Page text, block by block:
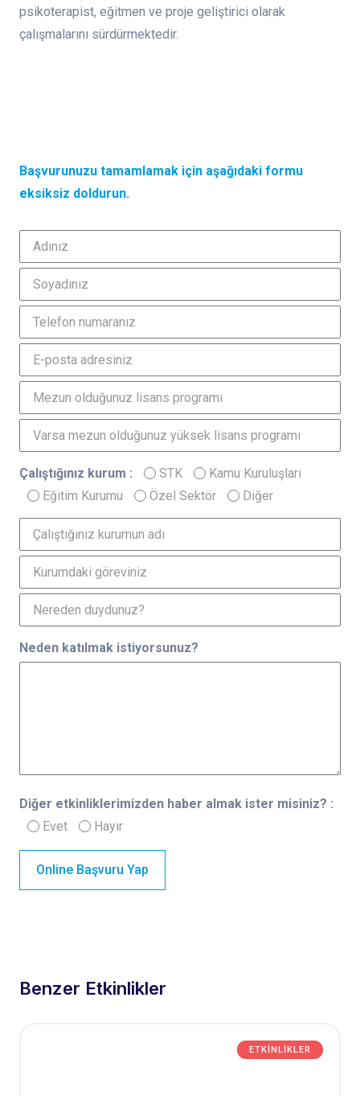
psikoterapist, eğitmen ve proje geliştirici olarak
çalışmalarını sürdürmektedir.
Başvurunuzu tamamlamak için aşağıdaki formu
eksiksiz doldurun.
Çalıştığınız kurum : STK
Kamu Kuruluşları
Eğitim Kurumu
Özel Sektör Diğer
Neden katılmak istiyorsunuz?
Diğer etkinliklerimizden haber almak ister misiniz? :
Evet
Hayır
Online Başvuru Yap
Benzer Etkinlikler
ETKINLIKLER